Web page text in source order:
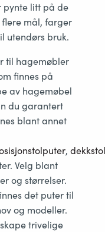
pynte litt på de
flere mål, farger
utendørs bruk.
til hagemøbler
finnes på
av hagemøbel
du garantert
blant annet
,
Velg blant
og størrelser.
det puter til
og modeller.
trivelige